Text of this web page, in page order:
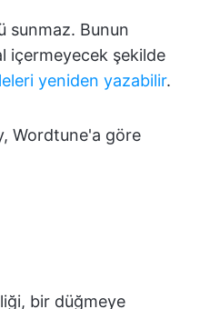
sunmaz. Bunun
içermeyecek şekilde
yeniden yazabilir.
Wordtune'a göre
bir düğmeye